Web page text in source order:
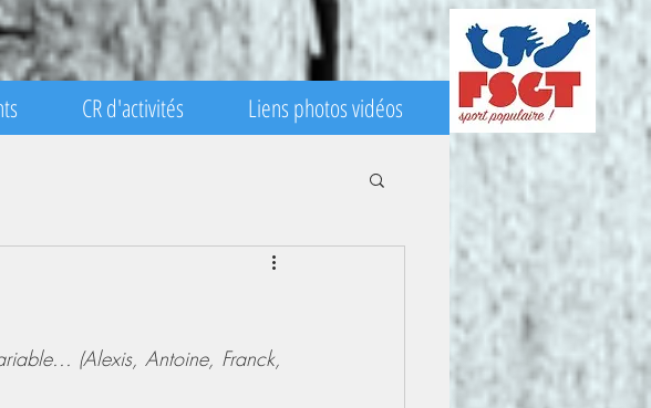
CR d'activités Liens photos vidéos